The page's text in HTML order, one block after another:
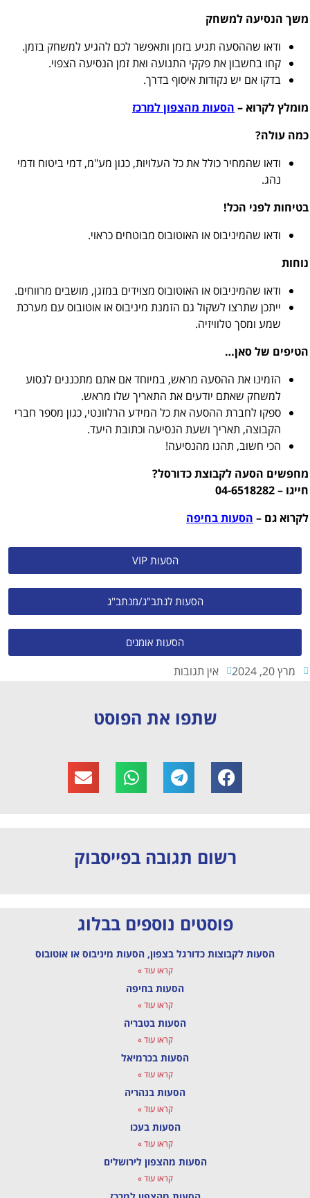
משך הנסיעה למשחק
ודאו שההסעה תגיע בזמן ותאפשר לכם להגיע למשחק בזמן.
קחו בחשבון את פקקי התנועה ואת זמן הנסיעה הצפוי.
בדקו אם יש נקודות איסוף בדרך.
מומלץ לקרוא – הסעות מהצפון למרכז
כמה עולה?
ודאו שהמחיר כולל את כל העלויות, כגון מע"מ, דמי ביטוח ודמי
נהג.
בטיחות לפני הכל!
ודאו שהמיניבוס או האוטובוס מבוטחים כראוי.
נוחות
ודאו שהמיניבוס או האוטובוס מצוידים במזגן, מושבים מרווחים.
ייתכן שתרצו לשקול גם הזמנת מיניבוס או אוטובוס עם מערכת
שמע ומסך טלוויזיה.
הטיפים של סאן…
הזמינו את ההסעה מראש, במיוחד אם אתם מתכננים לנסוע
למשחק שאתם יודעים את התאריך שלו מראש.
ספקו לחברת ההסעה את כל המידע הרלוונטי, כגון מספר חברי
הקבוצה, תאריך ושעת הנסיעה וכתובת היעד.
הכי חשוב, תהנו מהנסיעה!
מחפשים הסעה לקבוצת כדורסל?
חייגו – 04-6518282
לקרוא גם – הסעות בחיפה
הסעות VIP
הסעות לנתב"ג/מנתב"ג
הסעות אומנים
מרץ 20, 2024 אין תגובות
שתפו את הפוסט
רשום תגובה בפייסבוק
פוסטים נוספים בבלוג
הסעות לקבוצות כדורגל בצפון, הסעות מיניבוס או אוטובוס
קראו עוד »
הסעות בחיפה
קראו עוד »
הסעות בטבריה
קראו עוד »
הסעות בכרמיאל
קראו עוד »
הסעות בנהריה
קראו עוד »
הסעות בעכו
קראו עוד »
הסעות מהצפון לירושלים
קראו עוד »